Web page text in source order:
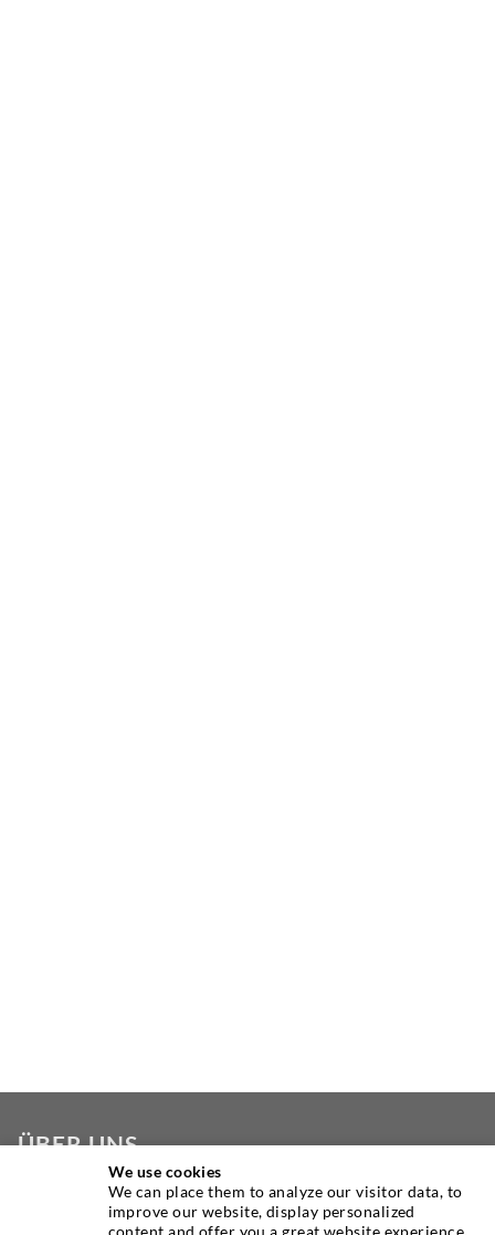
ÜBER UNS
Seit Jahren ist die Desoi GmbH weltweit führend als
Hersteller im Bereich der Injektionstechnik mit einer
We use cookies
We can place them to analyze our visitor data, to
improve our website, display personalized
content and offer you a great website experience.